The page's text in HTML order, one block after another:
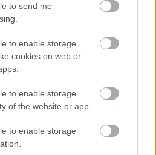
to send me
to enable storage
cookies on web or
to enable storage
of the website or app.
to enable storage